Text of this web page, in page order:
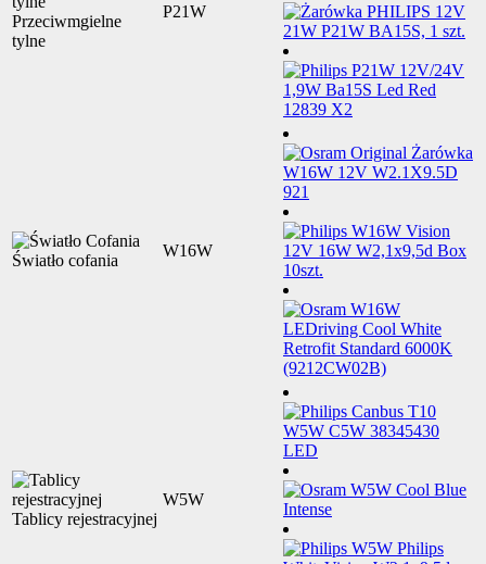
Przeciwmgielne
tylne
P21W
Światło cofania
W16W
Tablicy rejestracyjnej
W5W